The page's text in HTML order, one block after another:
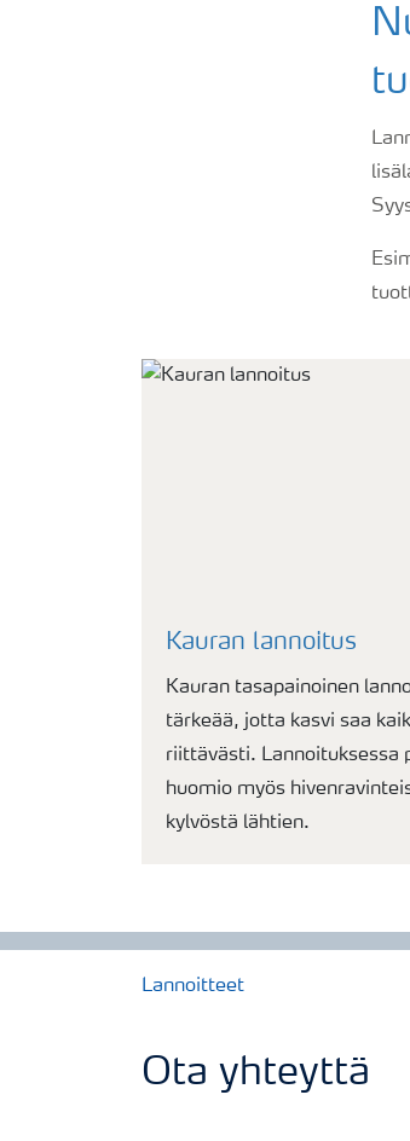
Kauran lannoitus
Kauran tasapainoinen
tärkeää, jotta kasvi saa
riittävästi. Lannoituksessa
huomio myös
kylvöstä lähtien.
Lannoitteet
Ota yhteyttä